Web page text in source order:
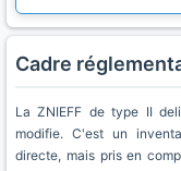
Cadre
La ZNIEFF de type II
modifie. C'est un
directe, mais pris en